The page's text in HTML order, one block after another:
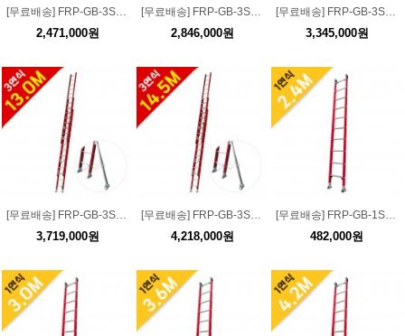
2,471,000원 2,846,000원 3,345,000원
3,719,000원 4,218,000원 482,000원